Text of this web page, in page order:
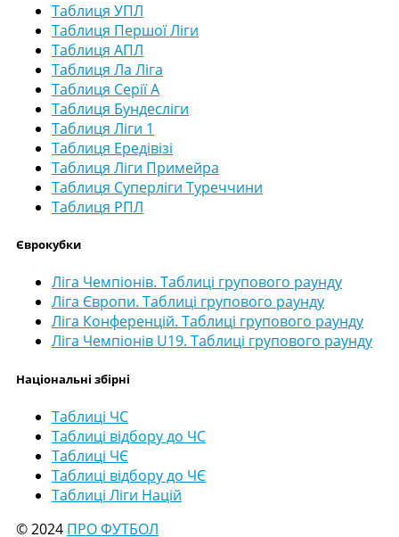
Таблиця УПЛ
Таблиця Першої Ліги
Таблиця АПЛ
Таблиця Ла Ліга
Таблиця Серії А
Таблиця Бундесліги
Таблиця Ліги 1
Таблиця Ередівізі
Таблиця Ліги Примейра
Таблиця Суперліги Туреччини
Таблиця РПЛ
Єврокубки
Ліга Чемпіонів. Таблиці групового раунду
Ліга Європи. Таблиці групового раунду
Ліга Конференцій. Таблиці групового раунду
Ліга Чемпіонів U19. Таблиці групового раунду
Національні збірні
Таблиці ЧС
Таблиці відбору до ЧС
Таблиці ЧЄ
Таблиці відбору до ЧЄ
Таблиці Ліги Націй
© 2024 ПРО ФУТБОЛ